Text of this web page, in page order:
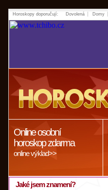
Horoskopy doporučují: Dovolená Domy
Online osobní
horoskop zdarma
online výklad>>
Jaké jsem znamení?